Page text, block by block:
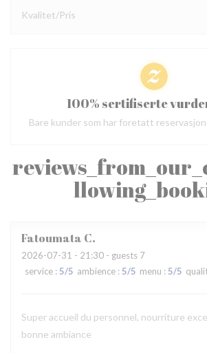
Fatoumata C
2026-07-31 - 21:30 - guests 7
service : 5/5 ambience : 5/5 menu : 5/5
Super accueil du personnel, nourriture
bonne ambiance
Kvalitet/Pris
100% sertifiserte
Bare kunder som har foretatt